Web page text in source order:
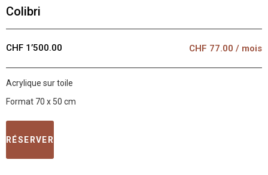
Colibri
CHF 77.00 / mois
CHF 1’500.00
Acrylique sur toile
Format 70 x 50 cm
RÉSERVER